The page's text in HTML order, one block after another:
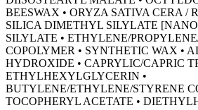
BEESWAX • ORYZA SATIVA CERA /
SILICA DIMETHYL SILYLATE
SILYLATE • ETHYLENE/
COPOLYMER • SYNTHETIC WAX •
HYDROXIDE • CAPRYLIC/CAPRIC
ETHYLHEXYLGLYCERIN •
BUTYLENE/ETHYLENE/STYRENE
TOCOPHERYL ACETATE •